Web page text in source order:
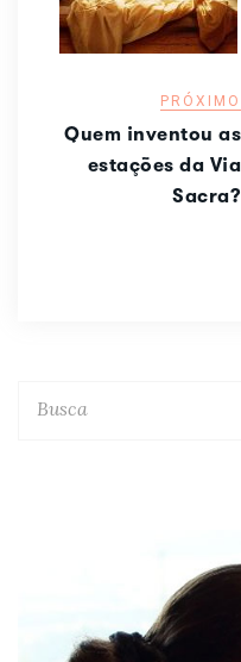
PRÓXIMO
Quem inventou as
estações da Via
Sacra?